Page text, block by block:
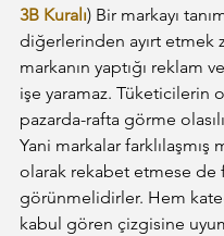
3B Kuralı) Bir markayı
diğerlerinden ayırt etmek
markanın yaptığı reklam
işe yaramaz. Tüketicilerin
pazarda-rafta görme
Yani markalar farklılaşmış
olarak rekabet etmese de
görünmelidirler. Hem
kabul gören çizgisine